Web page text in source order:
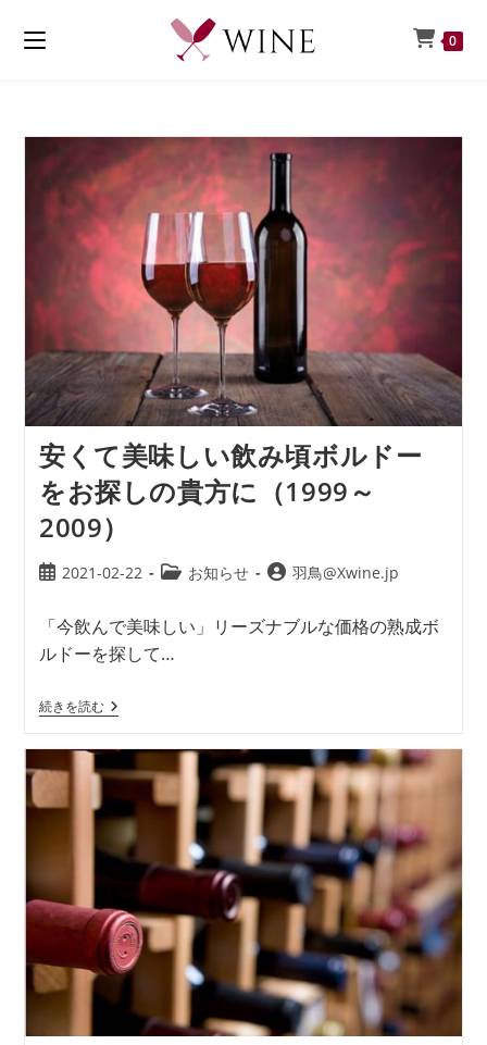
0
安くて美味しい飲み頃ボルドー
をお探しの貴方に（1999～
2009）
2021-02-22 お知らせ 羽鳥@Xwine.jp
「今飲んで美味しい」リーズナブルな価格の熟成ボ
ルドーを探して…
続きを読む